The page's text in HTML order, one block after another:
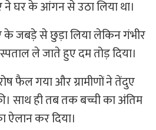
ने घर के आंगन से उठा लिया था।
के जबड़े से छुड़ा लिया लेकिन गंभीर
ले जाते हुए दम तोड़ दिया।
फैल गया और ग्रामीणों ने तेंदुए
साथ ही तब तक बच्ची का अंतिम
ऐलान कर दिया।